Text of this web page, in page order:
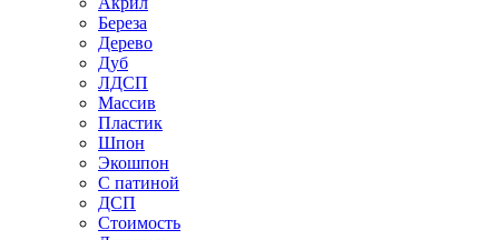
Береза
Дерево
Дуб
ЛДСП
Массив
Пластик
Шпон
Экошпон
С патиной
ДСП
Стоимость